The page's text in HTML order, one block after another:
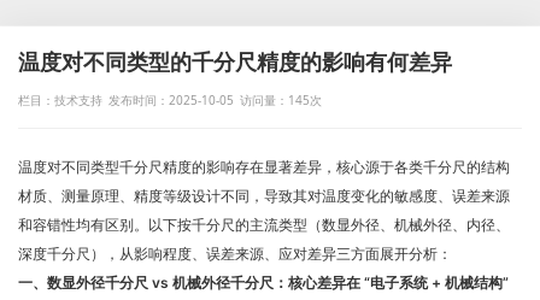
温度对不同类型的千分尺精度的影响有何差异
栏目：技术支持 发布时间：2025-10-05 访问量：145次
温度对不同类型千分尺精度的影响存在显著差异，核心源于各类千分尺的结构
材质、测量原理、精度等级设计不同，导致其对温度变化的敏感度、误差来源
和容错性均有区别。以下按千分尺的主流类型（数显外径、机械外径、内径、
深度千分尺），从影响程度、误差来源、应对差异三方面展开分析：
一、数显外径千分尺 vs 机械外径千分尺：核心差异在 “电子系统 + 机械结构”